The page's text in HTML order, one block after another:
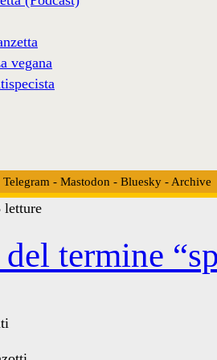
vegana
Telegram - Mastodon - Bluesky- Archive
letture
termine